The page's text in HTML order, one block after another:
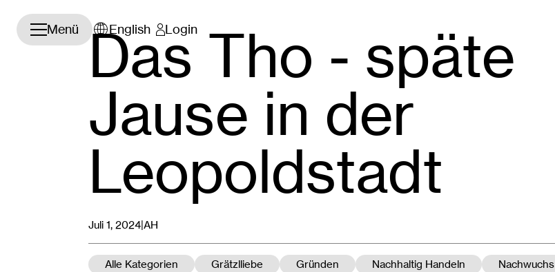
Navigation öffnen/schließen
Menü English Login
Das Tho - späte
Jause in der
Leopoldstadt
Juli 1, 2024| AH
Alle Kategorien Grätzlliebe Gründen Nachhaltig Handeln Nachwuchs